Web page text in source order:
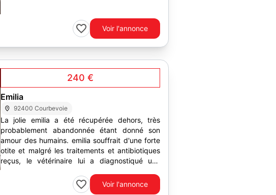
Voir l'annonce
240 €
Emilia
92400 Courbevoie
La jolie emilia a été récupérée dehors, très
probablement abandonnée étant donné son
amour des humains. emilia souffrait d'une forte
otite et malgré les traitements et antibiotiques
reçus, le vétérinaire lui a diagnostiqué une
Voir l'annonce